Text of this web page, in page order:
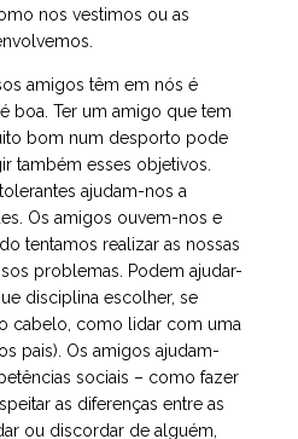
nos vestimos ou as
amigos têm em nós é
boa. Ter um amigo que tem
bom num desporto pode
também esses objetivos.
ajudam-nos a
Os amigos ouvem-nos e
tentamos realizar as nossas
problemas. Podem ajudar-
disciplina escolher, se
cabelo, como lidar com uma
pais). Os amigos ajudam-
sociais – como fazer
as diferenças entre as
ou discordar de alguém,